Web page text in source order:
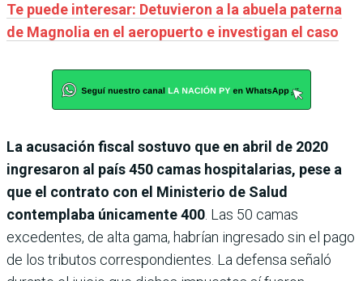
Te puede interesar: Detuvieron a la abuela paterna
de Magnolia en el aeropuerto e investigan el caso
La acusación fiscal sostuvo que en abril de 2020
ingresaron al país 450 camas hospitalarias, pese a
que el contrato con el Ministerio de Salud
contemplaba únicamente 400. Las 50 camas
excedentes, de alta gama, habrían ingresado sin el pago
de los tributos correspondientes. La defensa señaló